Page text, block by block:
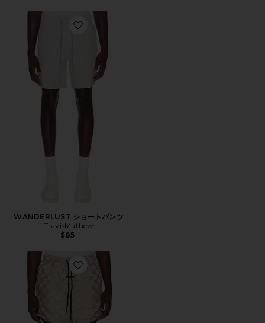
Favorite WANDERLUST ショートパンツ
WANDERLUST ショートパンツ
TravisMathew
$85
Favorite CHECKERED ショートパンツ